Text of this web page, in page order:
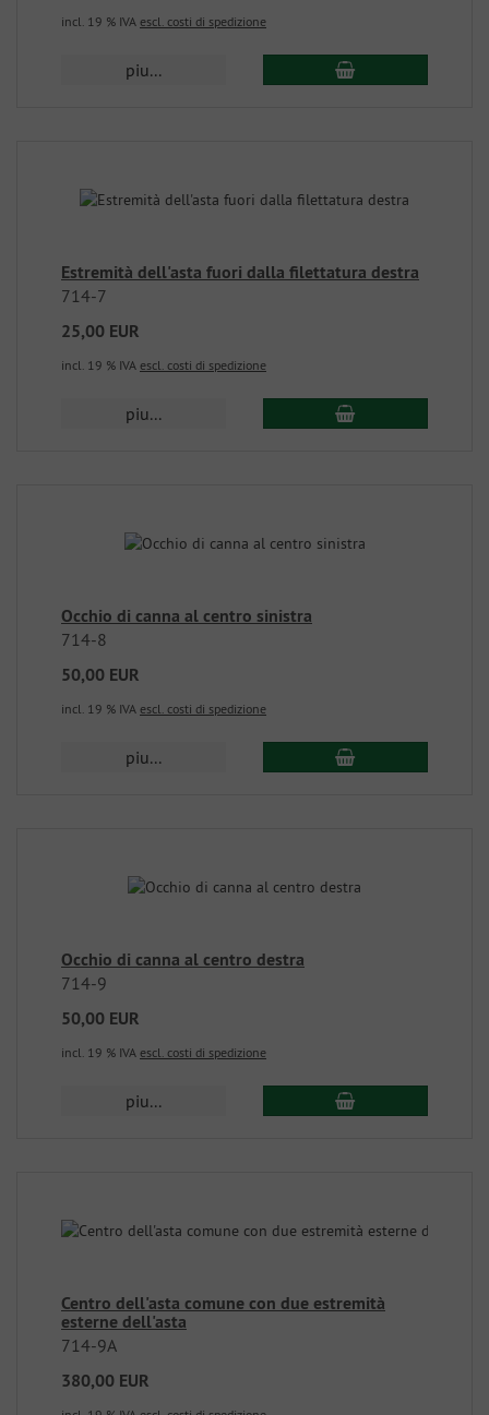
incl. 19 % IVA escl. costi di spedizione
piu...
Estremità dell'asta fuori dalla filettatura destra
714-7
25,00 EUR
incl. 19 % IVA escl. costi di spedizione
piu...
Occhio di canna al centro sinistra
714-8
50,00 EUR
incl. 19 % IVA escl. costi di spedizione
piu...
Occhio di canna al centro destra
714-9
50,00 EUR
incl. 19 % IVA escl. costi di spedizione
piu...
Centro dell'asta comune con due estremità
esterne dell'asta
714-9A
380,00 EUR